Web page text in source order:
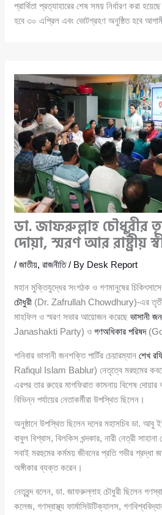
প্রার্থিতা প্রত্যাহারের শেষ সময় নির্ধারণ করা
হবে ৩০ এপ্রিল এবং ভোটগ্রহণ অনুষ্ঠিত হবে
ডা. জাফরুল্লাহ চৌধুরীর
দোয়া, স্মরণ আর রাষ্ট্রীয়
/জাতীয়,রাজনীতি/ By Desk Report
মহান মুক্তিযুদ্ধের সংগঠক ও গণমানুষের
চৌধুরী (Dr. Zafrullah Chowdhury)-এর তৃতীয়
মাহফিল ও স্মরণ সভার আয়োজন করেছেভাসানী
Janashakti Party) ওগণঅধিকার পরিষদ
শনিবার ভাসানী জনশক্তি পার্টির চেয়ারম্যানশেখ
Rafiqul Islam Bablur) নেতৃত্বে মরহুমের
এরপর তার রুহের মাগফিরাত কামনায় বিশেষ
বিভিন্ন পর্যায়ের নেতাকর্মীরা উপস্থিত ছিলেন।
অনুষ্ঠানে উপস্থিত ছিলেন দলের মহাসচিব ডা. আবু
বাবুল বিশ্বাস, বিলকিস খন্দকার, নারী নেত্রী সাহানা
সবাই মরহুমের কর্মময় জীবনের প্রতি গভীর শ্রদ্ধা
অঙ্গীকার ব্যক্ত করেন।
নেতৃবৃন্দ বলেন, ডা. জাফরুল্লাহ চৌধুরী ছিলেন
কলেজ, গণস্বাস্থ্য ফার্মাসিউটিক্যালস,